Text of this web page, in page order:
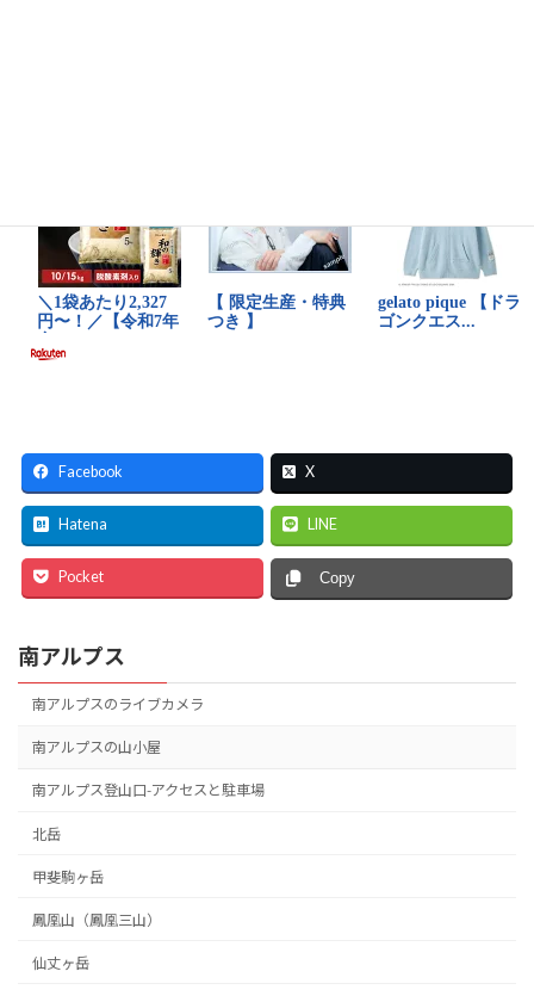
Facebook X
Hatena LINE
Pocket Copy
南アルプス
南アルプスのライブカメラ
南アルプスの山小屋
南アルプス登山口-アクセスと駐車場
北岳
甲斐駒ヶ岳
鳳凰山（鳳凰三山）
仙丈ヶ岳